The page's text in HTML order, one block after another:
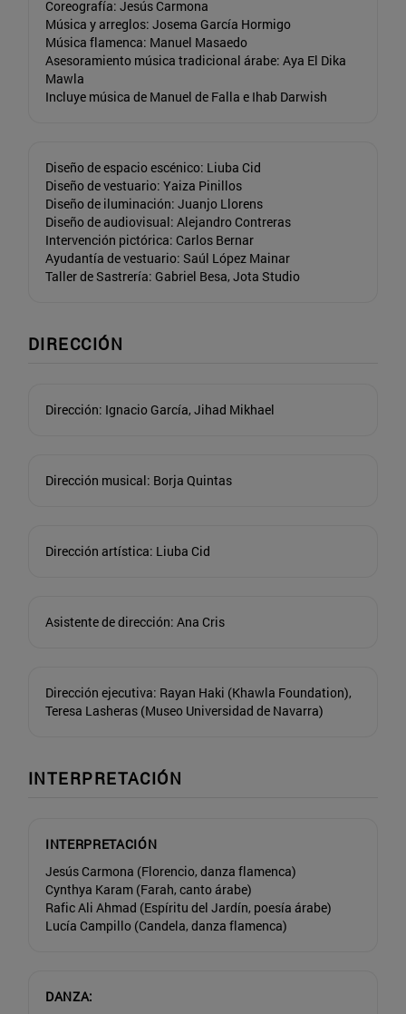
Coreografía: Jesús Carmona
Música y arreglos: Josema García Hormigo
Música flamenca: Manuel Masaedo
Asesoramiento música tradicional árabe: Aya El Dika
Mawla
Incluye música de Manuel de Falla e Ihab Darwish
Diseño de espacio escénico: Liuba Cid
Diseño de vestuario: Yaiza Pinillos
Diseño de iluminación: Juanjo Llorens
Diseño de audiovisual: Alejandro Contreras
Intervención pictórica: Carlos Bernar
Ayudantía de vestuario: Saúl López Mainar
Taller de Sastrería: Gabriel Besa, Jota Studio
DIRECCIÓN
Dirección: Ignacio García, Jihad Mikhael
Dirección musical: Borja Quintas
Dirección artística: Liuba Cid
Asistente de dirección: Ana Cris
Dirección ejecutiva: Rayan Haki (Khawla Foundation),
Teresa Lasheras (Museo Universidad de Navarra)
INTERPRETACIÓN
INTERPRETACIÓN
Jesús Carmona (Florencio, danza flamenca)
Cynthya Karam (Farah, canto árabe)
Rafic Ali Ahmad (Espíritu del Jardín, poesía árabe)
Lucía Campillo (Candela, danza flamenca)
DANZA: